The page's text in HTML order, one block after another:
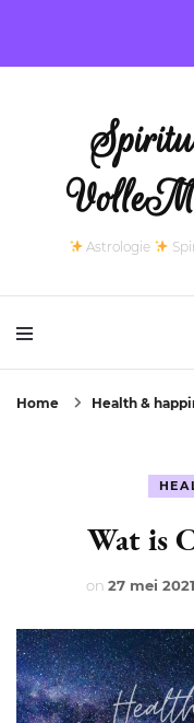
Astrologie
Home Health &
Wat is
on 27 mei 2021